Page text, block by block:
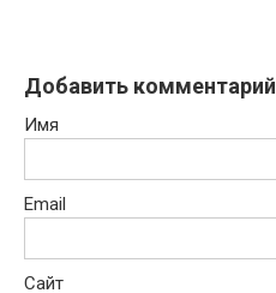
Добавить комментарий
Имя
Email
Сайт